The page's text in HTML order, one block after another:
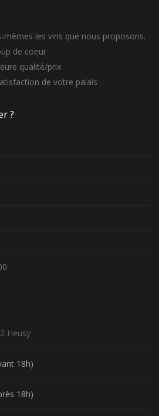
les vins que nous proposons.
de coeur
qualité/prix
de votre palais
?
Heusy
18h)
18h)